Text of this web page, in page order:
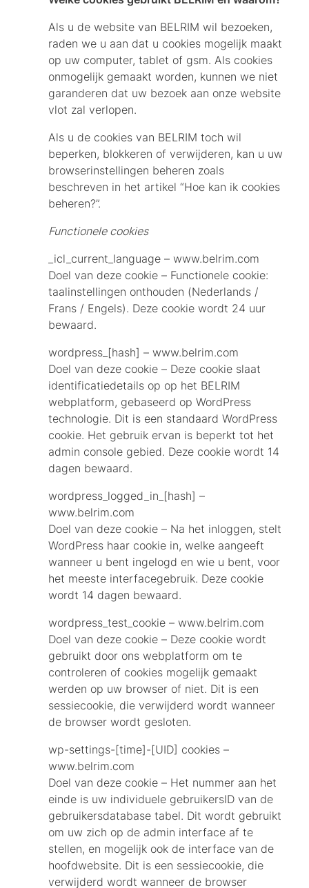
Als u de website van BELRIM wil bezoeken,
raden we u aan dat u cookies mogelijk maakt
op uw computer, tablet of gsm. Als cookies
onmogelijk gemaakt worden, kunnen we niet
garanderen dat uw bezoek aan onze website
vlot zal verlopen.
Als u de cookies van BELRIM toch wil
beperken, blokkeren of verwijderen, kan u uw
browserinstellingen beheren zoals
beschreven in het artikel “Hoe kan ik cookies
beheren?”.
Functionele cookies
_icl_current_language – www.belrim.com
Doel van deze cookie – Functionele cookie:
taalinstellingen onthouden (Nederlands /
Frans / Engels). Deze cookie wordt 24 uur
bewaard.
wordpress_[hash] – www.belrim.com
Doel van deze cookie – Deze cookie slaat
identificatiedetails op op het BELRIM
webplatform, gebaseerd op WordPress
technologie. Dit is een standaard WordPress
cookie. Het gebruik ervan is beperkt tot het
admin console gebied. Deze cookie wordt 14
dagen bewaard.
wordpress_logged_in_[hash] –
www.belrim.com
Doel van deze cookie – Na het inloggen, stelt
WordPress haar cookie in, welke aangeeft
wanneer u bent ingelogd en wie u bent, voor
het meeste interfacegebruik. Deze cookie
wordt 14 dagen bewaard.
wordpress_test_cookie – www.belrim.com
Doel van deze cookie – Deze cookie wordt
gebruikt door ons webplatform om te
controleren of cookies mogelijk gemaakt
werden op uw browser of niet. Dit is een
sessiecookie, die verwijderd wordt wanneer
de browser wordt gesloten.
wp-settings-[time]-[UID] cookies –
www.belrim.com
Doel van deze cookie – Het nummer aan het
einde is uw individuele gebruikersID van de
gebruikersdatabase tabel. Dit wordt gebruikt
om uw zich op de admin interface af te
stellen, en mogelijk ook de interface van de
hoofdwebsite. Dit is een sessiecookie, die
verwijderd wordt wanneer de browser